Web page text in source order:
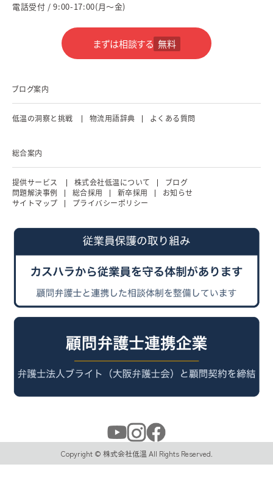
電話受付 / 9:00-17:00(月～金)
まずは相談する 無料
ブログ案内
低温の洞察と挑戦 物流用語辞典 よくある質問
総合案内
提供サービス 株式会社低温について
ブログ
問題解決事例
総合採用 新卒採用
お知らせ
サイトマップ
プライバシーポリシー
Copyright © 株式会社低温 All Rights Reserved.